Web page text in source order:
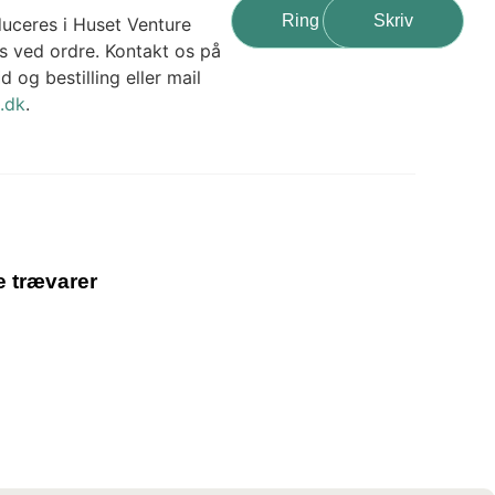
i Huset Venture
ved ordre. Kontakt os på
og bestilling eller mail
.
Ring Skriv
trævarer